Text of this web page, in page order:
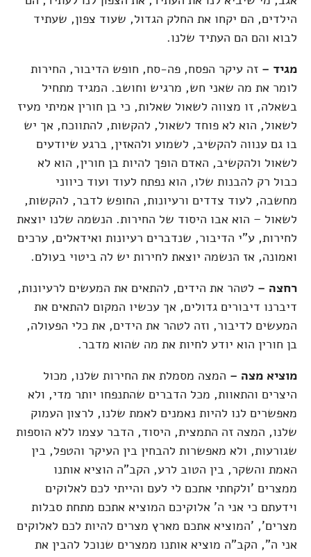
הילדים, הם יקחו את החלק הגדול, שעוד צפון, שעתיד
לבוא והם הם העתיד שלנו.
מגיד – זה עיקר הפסח, פה-סח, חופש הדיבור, החירות
לומר את מה שאני חש, מרגיש וחושב. המגיד מתחיל
בשאלה, זו מצווה לשאול שאלות, כי בן חורין אמיתי מעיז
לשאול, הוא לא פוחד לשאול, להקשות, להתווכח, אך יש
בו גם ענווה להקשיב, לשמוע ולהאזין, ברגע שיודעים
לשאול ולהקשיב, האדם הופך להיות בן חורין, הוא לא
כבול רק להבנות שלו, הוא נפתח לעוד ועוד כיווני
מחשבה, לעוד צדדים ורעיונות, החופש לדבר, להקשות,
לשאול – הוא אבו היסוד של החירות. הנשמה שלנו יוצאת
לחירות, ע"י הדיבור, שנדברים רעיונות ואידאלים, ערכים
ואמונה, אז הנשמה יוצאת לחירות יש לה ביטוי בעולם.
רחצה – לטהר את הידים, להתאים את המעשים לרעיונות,
דיברנו דיבורים גדולים, אך עכשיו המקום להתאים את
המעשים לדיבור, וזה לטהר את הידים, את כלי הפעולה,
בן חורין הוא יודע לחיות את מה שהוא מדבר.
מוציא מצה – המצה מסמלת את החירות שלנו, מכול
היצרים והתאוות, מכל הדברים שהתנפחו יותר מדי, ולא
מאפשרים לנו להיות נאמנים לאמת שלנו, לרצון העמוק
שלנו, המצה זה התמצית, היסוד, הדבר עצמו ללא הוספות
שגורעות, ולא מאפשרות להבחין בין העיקר והטפל, בין
האמת והשקר, בין הטוב לרע, הקב"ה הוציא אותנו
ממצרים 'ולקחתי אתכם לי לעם והייתי לכם לאלוקים
וידעתם כי אני ה' אלוקיכם המוציא אתכם מתחת סבלות
מצרים', 'המוציא אתכם מארץ מצרים להיות לכם לאלוקים
אני ה", הקב"ה מוציא אותנו ממצרים שנוכל להבין את